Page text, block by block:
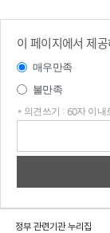
이 페이지에서 제
매우만족
불만족
* 의견쓰기 : 60자 이내
정부 관련기관 누리집